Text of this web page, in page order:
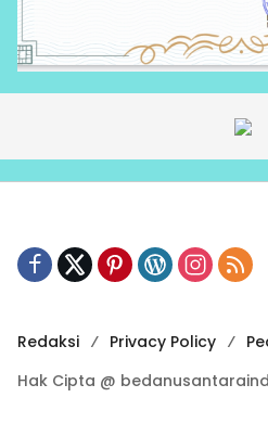
Redaksi Privacy Policy
Hak Cipta @